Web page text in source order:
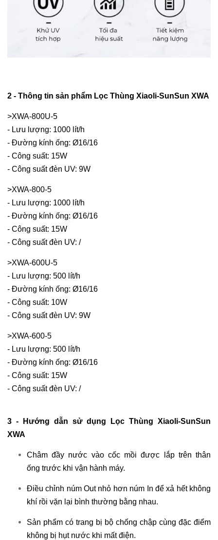
2 - Thông tin sản phẩm Lọc Thùng Xiaoli-SunSun XWA
>XWA-800U-5
- Lưu lượng: 1000 lít/h
- Đường kính ống: Ø16/16
- Công suất: 15W
- Công suất đèn UV: 9W
>XWA-800-5
- Lưu lượng: 1000 lít/h
- Đường kính ống: Ø16/16
- Công suất: 15W
- Công suất đèn UV: /
>XWA-600U-5
- Lưu lượng: 500 lít/h
- Đường kính ống: Ø16/16
- Công suất: 10W
- Công suất đèn UV: 9W
>XWA-600-5
- Lưu lượng: 500 lít/h
- Đường kính ống: Ø16/16
- Công suất: 15W
- Công suất đèn UV: /
3 - Hướng dẫn sử dụng Lọc Thùng Xiaoli-SunSun
XWA
Châm đầy nước vào cốc mồi được lắp trên thân
ống trước khi vận hành máy.
Điều chỉnh núm Out nhỏ hơn núm In để xả hết không
khí rồi vặn lại bình thường bằng nhau.
Sản phẩm có trang bị bộ chống chập cùng đặc điểm
không bị hụt nước khi mất điện.